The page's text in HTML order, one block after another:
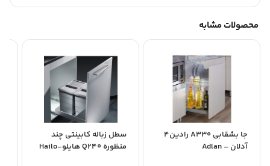
محصولات مشابه
جا بشقابی A330 رادین4
آدلان – Adlan
سطل زباله کابینتی چند
منظوره Q240 هایلو-Hailo